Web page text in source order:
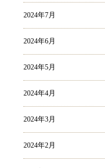
2024年7月
2024年6月
2024年5月
2024年4月
2024年3月
2024年2月